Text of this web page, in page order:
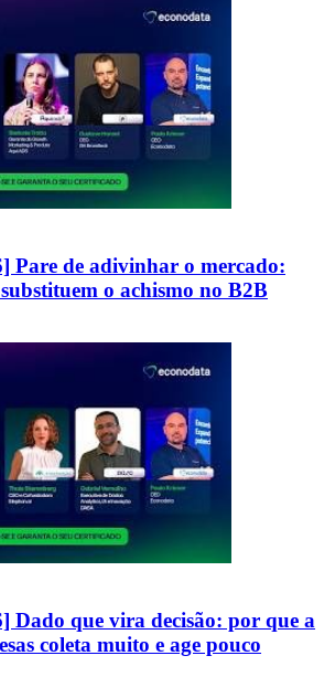
Pare de adivinhar o mercado:
o achismo no B2B
Dado que vira decisão: por que a
coleta muito e age pouco